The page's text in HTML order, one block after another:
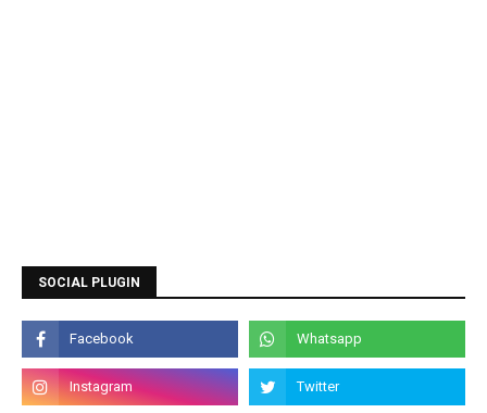
SOCIAL PLUGIN